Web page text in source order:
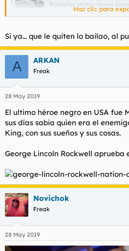
Publisher claims tapes
Weinstein of civil rights
Resulta que que el gran héroe
depredador sexual que deja en
Weinstein
Ésto ya se sabía. Al principio se
de Edgar Hoover de manipulación
poco la verdad se ha ido abriendo
compartirlas con con sus compañeros
buen protestante, afloraban los
de culpa, y se volcaba en la lucha y
Haz clic para
Si ya... que le quiten lo bailao, al
A ARKAN
Freak
28 May 2019
El ultimo héroe negro en USA fue
sus días sabia quien era el
King, con sus sueños y sus cosas.
George Lincoln Rockwell aprueba
Novichok
Freak
28 May 2019